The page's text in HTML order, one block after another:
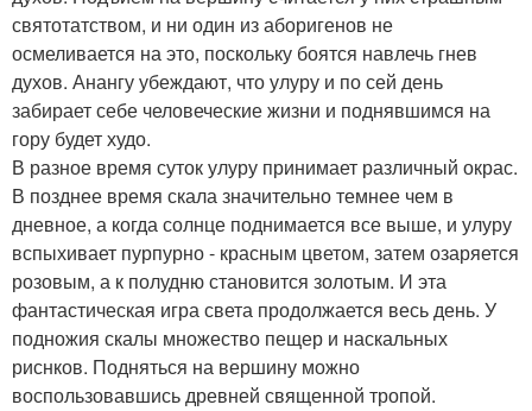
святотатством, и ни один из аборигенов не
осмеливается на это, поскольку боятся навлечь гнев
духов. Анангу убеждают, что улуру и по сей день
забирает себе человеческие жизни и поднявшимся на
гору будет худо.
В разное время суток улуру принимает различный окрас.
В позднее время скала значительно темнее чем в
дневное, а когда солнце поднимается все выше, и улуру
вспыхивает пурпурно - красным цветом, затем озаряется
розовым, а к полудню становится золотым. И эта
фантастическая игра света продолжается весь день. У
подножия скалы множество пещер и наскальных
риснков. Подняться на вершину можно
воспользовавшись древней священной тропой.